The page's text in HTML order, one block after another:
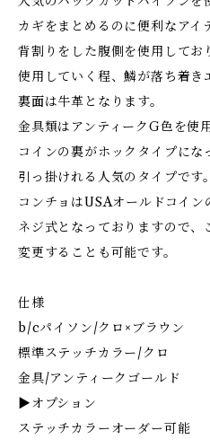
カギをまとめるのに便利なアイ
背割りをした腹側を使用してお
使用していく程、鱗が落ち着き
裏面は牛革となります。
金具類はアンティークG色を使用
コインの裏がホックタイプに
引っ掛けれる人気のタイプです。
コンチョはUSAオールドコイン
ネジ式となっておりますので
変更することも可能です。
仕様
b/cパイソン/クロ×ブラウン
標準ステッチカラー/クロ
金具/アンティークゴールド
▶︎オプション
ステッチカラーオーダー可能